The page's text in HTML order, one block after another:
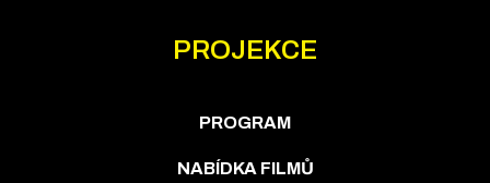
PROJEKCE
PROGRAM
NABÍDKA FILMŮ